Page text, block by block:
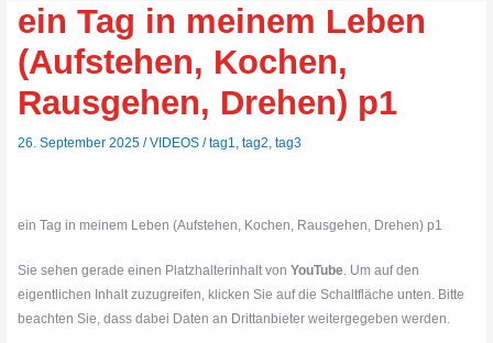
ein Tag in meinem Leben
(Aufstehen, Kochen,
Rausgehen, Drehen) p1
26. September 2025/VIDEOS /tag1 ,tag2 ,tag3
ein Tag in meinem Leben (Aufstehen, Kochen, Rausgehen, Drehen) p1
Sie sehen gerade einen Platzhalterinhalt vonYouTube. Um auf den
eigentlichen Inhalt zuzugreifen, klicken Sie auf die Schaltfläche unten. Bitte
beachten Sie, dass dabei Daten an Drittanbieter weitergegeben werden.